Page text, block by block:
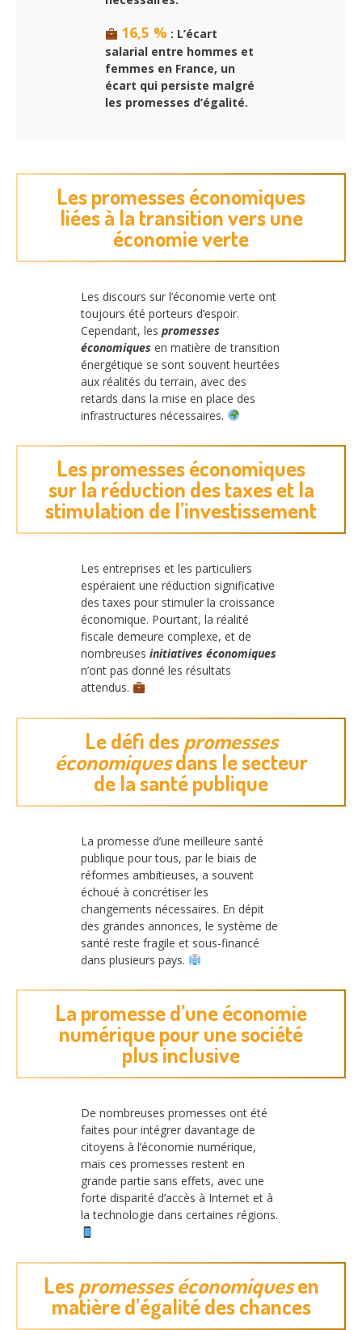
16,5 % : L’écart
salarial entre hommes et
femmes en France, un
écart qui persiste malgré
les promesses d’égalité.
Les promesses économiques
liées à la transition vers une
économie verte
Les discours sur l’économie verte ont
toujours été porteurs d’espoir.
Cependant, les promesses
économiques en matière de transition
énergétique se sont souvent heurtées
aux réalités du terrain, avec des
retards dans la mise en place des
infrastructures nécessaires.
Les promesses économiques
sur la réduction des taxes et la
stimulation de l’investissement
Les entreprises et les particuliers
espéraient une réduction significative
des taxes pour stimuler la croissance
économique. Pourtant, la réalité
fiscale demeure complexe, et de
nombreuses initiatives économiques
n’ont pas donné les résultats
attendus.
Le défi despromesses
économiquesdans le secteur
de la santé publique
La promesse d’une meilleure santé
publique pour tous, par le biais de
réformes ambitieuses, a souvent
échoué à concrétiser les
changements nécessaires. En dépit
des grandes annonces, le système de
santé reste fragile et sous-financé
dans plusieurs pays.
La promesse d’une économie
numérique pour une société
plus inclusive
De nombreuses promesses ont été
faites pour intégrer davantage de
citoyens à l’économie numérique,
mais ces promesses restent en
grande partie sans effets, avec une
forte disparité d’accès à Internet et à
la technologie dans certaines régions.
Lespromesses économiquesen
matière d’égalité des chances